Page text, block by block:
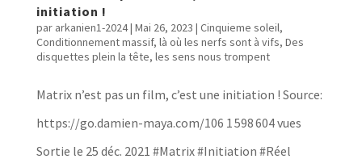
initiation !
par arkanien1-2024| Mai 26, 2023 | Cinquieme soleil,
Conditionnement massif, là où les nerfs sont à vifs, Des
disquettes plein la tête, les sens nous trompent
Matrix n’est pas un film, c’est une initiation ! Source:
https://go.damien-maya.com/106 1 598 604 vues
Sortie le 25 déc. 2021 #Matrix #Initiation #Réel